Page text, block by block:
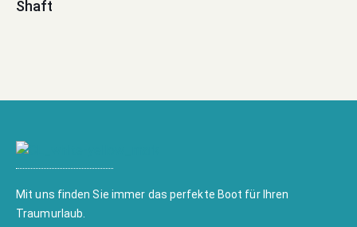
Shaft
Mit uns finden Sie immer das perfekte Boot für Ihren
Traumurlaub.